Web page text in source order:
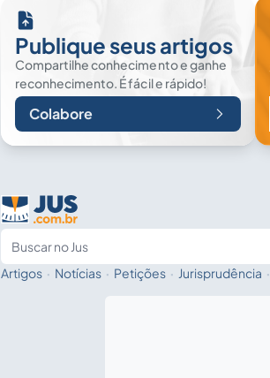
Publique seus artigos
Compartilhe conhecimento e ganhe
reconhecimento. É fácil e rápido!
Colabore
Artigos · Notícias · Petições · Jurisprudência ·